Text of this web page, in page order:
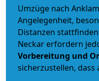
Umzüge nach
Angelegenheit,
Distanzen
Neckar erfordern
Vorbereitung und
sicherzustellen, dass